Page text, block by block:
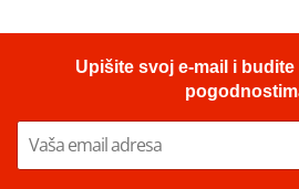
Upišite svoj e-mail i